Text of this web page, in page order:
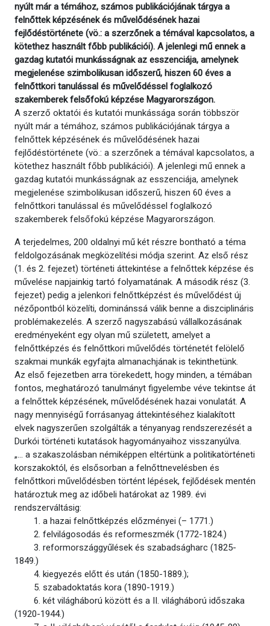
nyúlt már a témához, számos publikációjának tárgya a
felnőttek képzésének és művelődésének hazai
fejlődéstörténete (vö.: a szerzőnek a témával kapcsolatos, a
kötethez használt főbb publikációi). A jelenlegi mű ennek a
gazdag kutatói munkásságnak az esszenciája, amelynek
megjelenése szimbolikusan időszerű, hiszen 60 éves a
felnőttkori tanulással és művelődéssel foglalkozó
szakemberek felsőfokú képzése Magyarországon.
A szerző oktatói és kutatói munkássága során többször
nyúlt már a témához, számos publikációjának tárgya a
felnőttek képzésének és művelődésének hazai
fejlődéstörténete (vö.: a szerzőnek a témával kapcsolatos, a
kötethez használt főbb publikációi). A jelenlegi mű ennek a
gazdag kutatói munkásságnak az esszenciája, amelynek
megjelenése szimbolikusan időszerű, hiszen 60 éves a
felnőttkori tanulással és művelődéssel foglalkozó
szakemberek felsőfokú képzése Magyarországon.
A terjedelmes, 200 oldalnyi mű két részre bontható a téma
feldolgozásának megközelítési módja szerint. Az első rész
(1. és 2. fejezet) történeti áttekintése a felnőttek képzése és
művelése napjainkig tartó folyamatának. A második rész (3.
fejezet) pedig a jelenkori felnőttképzést és művelődést új
nézőpontból közelíti, dominánssá válik benne a diszciplináris
problémakezelés. A szerző nagyszabású vállalkozásának
eredményeként egy olyan mű született, amelyet a
felnőttképzés és felnőttkori művelődés történetét felölelő
szakmai munkák egyfajta almanachjának is tekinthetünk.
Az első fejezetben arra törekedett, hogy minden, a témában
fontos, meghatározó tanulmányt figyelembe véve tekintse át
a felnőttek képzésének, művelődésének hazai vonulatát. A
nagy mennyiségű forrásanyag áttekintéséhez kialakított
elvek nagyszerűen szolgálták a tényanyag rendszerezését a
Durkói történeti kutatások hagyományaihoz visszanyúlva.
„… a szakaszolásban némiképpen eltértünk a politikatörténeti
korszakoktól, és elsősorban a felnőttnevelésben és
felnőttkori művelődésben történt lépések, fejlődések mentén
határoztuk meg az időbeli határokat az 1989. évi
rendszerváltásig:
1. a hazai felnőttképzés előzményei (– 1771.)
2. felvilágosodás és reformeszmék (1772-1824.)
3. reformországgyűlések és szabadságharc (1825-
1849.)
4. kiegyezés előtt és után (1850-1889.);
5. szabadoktatás kora (1890-1919.)
6. két világháború között és a II. világháború időszaka
(1920-1944.)